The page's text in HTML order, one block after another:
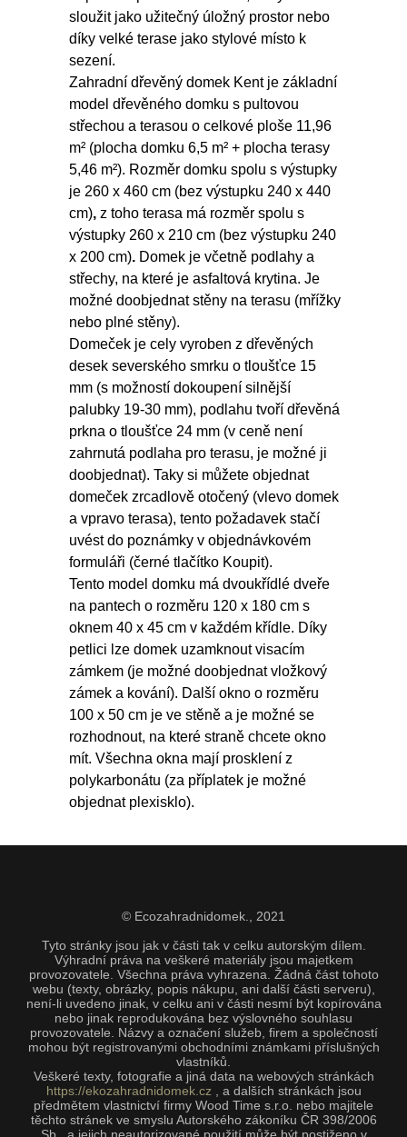
sloužit jako užitečný úložný prostor nebo
díky velké terase jako stylové místo k
sezení.
Zahradní dřevěný domek Kent je základní
model dřevěného domku s pultovou
střechou a terasou o celkové ploše 11,96
m² (plocha domku 6,5 m² + plocha terasy
5,46 m²). Rozměr domku spolu s výstupky
je 260 x 460 cm (bez výstupku 240 x 440
cm), z toho terasa má rozměr spolu s
výstupky 260 x 210 cm (bez výstupku 240
x 200 cm). Domek je včetně podlahy a
střechy, na které je asfaltová krytina. Je
možné doobjednat stěny na terasu (mřížky
nebo plné stěny).
Domeček je cely vyroben z dřevěných
desek severského smrku o tloušťce 15
mm (s možností dokoupení silnější
palubky 19-30 mm), podlahu tvoří dřevěná
prkna o tloušťce 24 mm (v ceně není
zahrnutá podlaha pro terasu, je možné ji
doobjednat). Taky si můžete objednat
domeček zrcadlově otočený (vlevo domek
a vpravo terasa), tento požadavek stačí
uvést do poznámky v objednávkovém
formuláři (černé tlačítko Koupit).
Tento model domku má dvoukřídlé dveře
na pantech o rozměru 120 x 180 cm s
oknem 40 x 45 cm v každém křídle. Díky
petlici lze domek uzamknout visacím
zámkem (je možné doobjednat vložkový
zámek a kování). Další okno o rozměru
100 x 50 cm je ve stěně a je možné se
rozhodnout, na které straně chcete okno
mít. Všechna okna mají prosklení z
polykarbonátu (za příplatek je možné
objednat plexisklo).
© Ecozahradnidomek.,
2021
Tyto stránky jsou jak v části tak v celku autorským dílem.
Výhradní práva na veškeré materiály jsou majetkem
provozovatele. Všechna práva vyhrazena. Žádná část tohoto
webu (texty, obrázky, popis nákupu, ani další části serveru),
není-li uvedeno jinak, v celku ani v části nesmí být kopírována
nebo jinak reprodukována bez výslovného souhlasu
provozovatele. Názvy a označení služeb, firem a společností
mohou být registrovanými obchodními známkami příslušných
vlastníků.
Veškeré texty, fotografie a jiná data na webových stránkách
https://ekozahradnidomek.cz , a dalších stránkách jsou
předmětem vlastnictví firmy Wood Time s.r.o. nebo majitele
těchto stránek ve smyslu Autorského zákoníku ČR 398/2006